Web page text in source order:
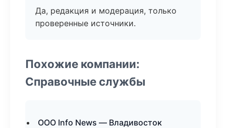
Да, редакция и модерация, только
проверенные источники.
Похожие компании:
Справочные службы
ООО Info News — Владивосток